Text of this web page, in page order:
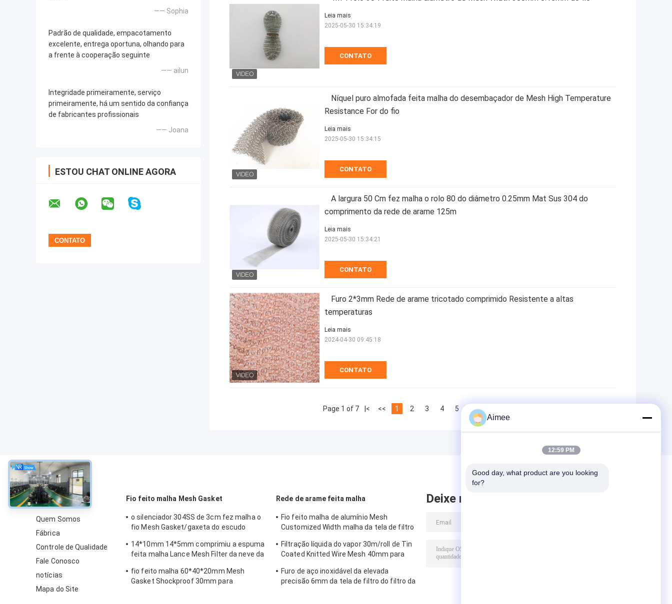
—— Sophia
Padrão de qualidade, empacotamento
excelente, entrega oportuna, olhando para
a frente à cooperação seguinte
—— ailun
Integridade primeiramente, serviço
primeiramente, há um sentido da confiança
de fabricantes profissionais
—— Joana
ESTOU CHAT ONLINE AGORA
CONTATO
Leia mais
2025-05-30 15:34:19
Níquel puro almofada feita malha do desembaçador de Mesh High Temperature
Resistance For do fio
CONTATO
Leia mais
2025-05-30 15:34:15
A largura 50 Cm fez malha o rolo 80 do diâmetro 0.25mm Mat Sus 304 do
comprimento da rede de arame 125m
CONTATO
Leia mais
2025-05-30 15:34:21
Furo 2*3mm Rede de arame tricotado comprimido Resistente a altas
temperaturas
CONTATO
Leia mais
2024-04-30 09:45:18
Page 1 of 7 |< << 1 2 3 4 5 6
sobre
Quem Somos
Fábrica
Controle de Qualidade
Fale Conosco
notícias
Mapa do Site
Fio feito malha Mesh Gasket
o silenciador 304SS de 3cm fez malha o
fio Mesh Gasket/gaxeta do escudo
14*10mm 14*5mm comprimiu a espuma
feita malha Lance Mesh Filter da neve da
fio feito malha 60*40*20mm Mesh
Gasket Shockproof 30mm para
Rede de arame feita malha
Fio feito malha de alumínio Mesh
Customized Width malha da tela de filtro
Filtração líquida do vapor 30m/roll de Tin
Coated Knitted Wire Mesh 40mm para
Furo de aço inoxidável da elevada
precisão 6mm da tela de filtro do filtro da
Deixe mensagem
Aimee
12:59 PM
Good day, what product are you looking
for?